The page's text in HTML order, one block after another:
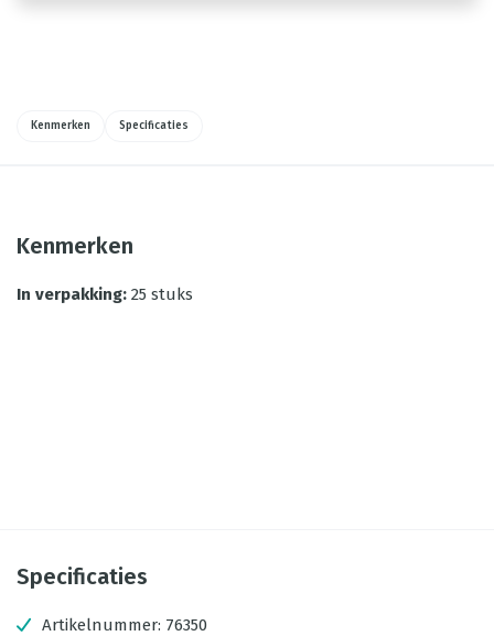
Kenmerken Specificaties
Kenmerken
In verpakking: 25 stuks
Specificaties
Artikelnummer: 76350